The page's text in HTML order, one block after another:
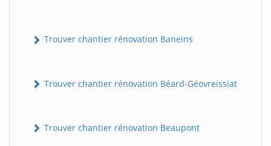
Trouver chantier rénovation Baneins
Trouver chantier rénovation Béard-Géovreissiat
Trouver chantier rénovation Beaupont